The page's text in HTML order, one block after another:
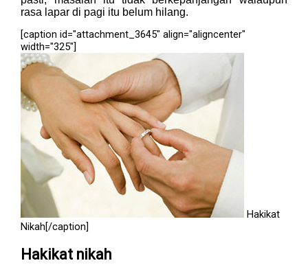
rasa lapar di pagi itu belum hilang.
[caption id="attachment_3645" align="aligncenter"
width="325"]
Hakikat
Nikah[/caption]
Hakikat nikah